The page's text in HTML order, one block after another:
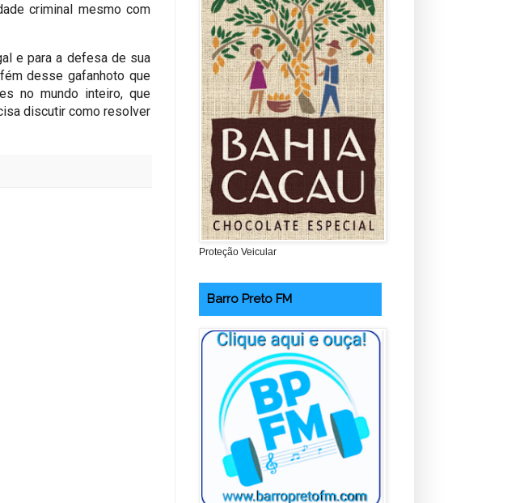
criminal mesmo com
e para a defesa de sua
desse gafanhoto que
no mundo inteiro, que
discutir como resolver
Proteção Veicular
Barro Preto FM